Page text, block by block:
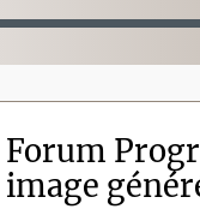
Forum
image